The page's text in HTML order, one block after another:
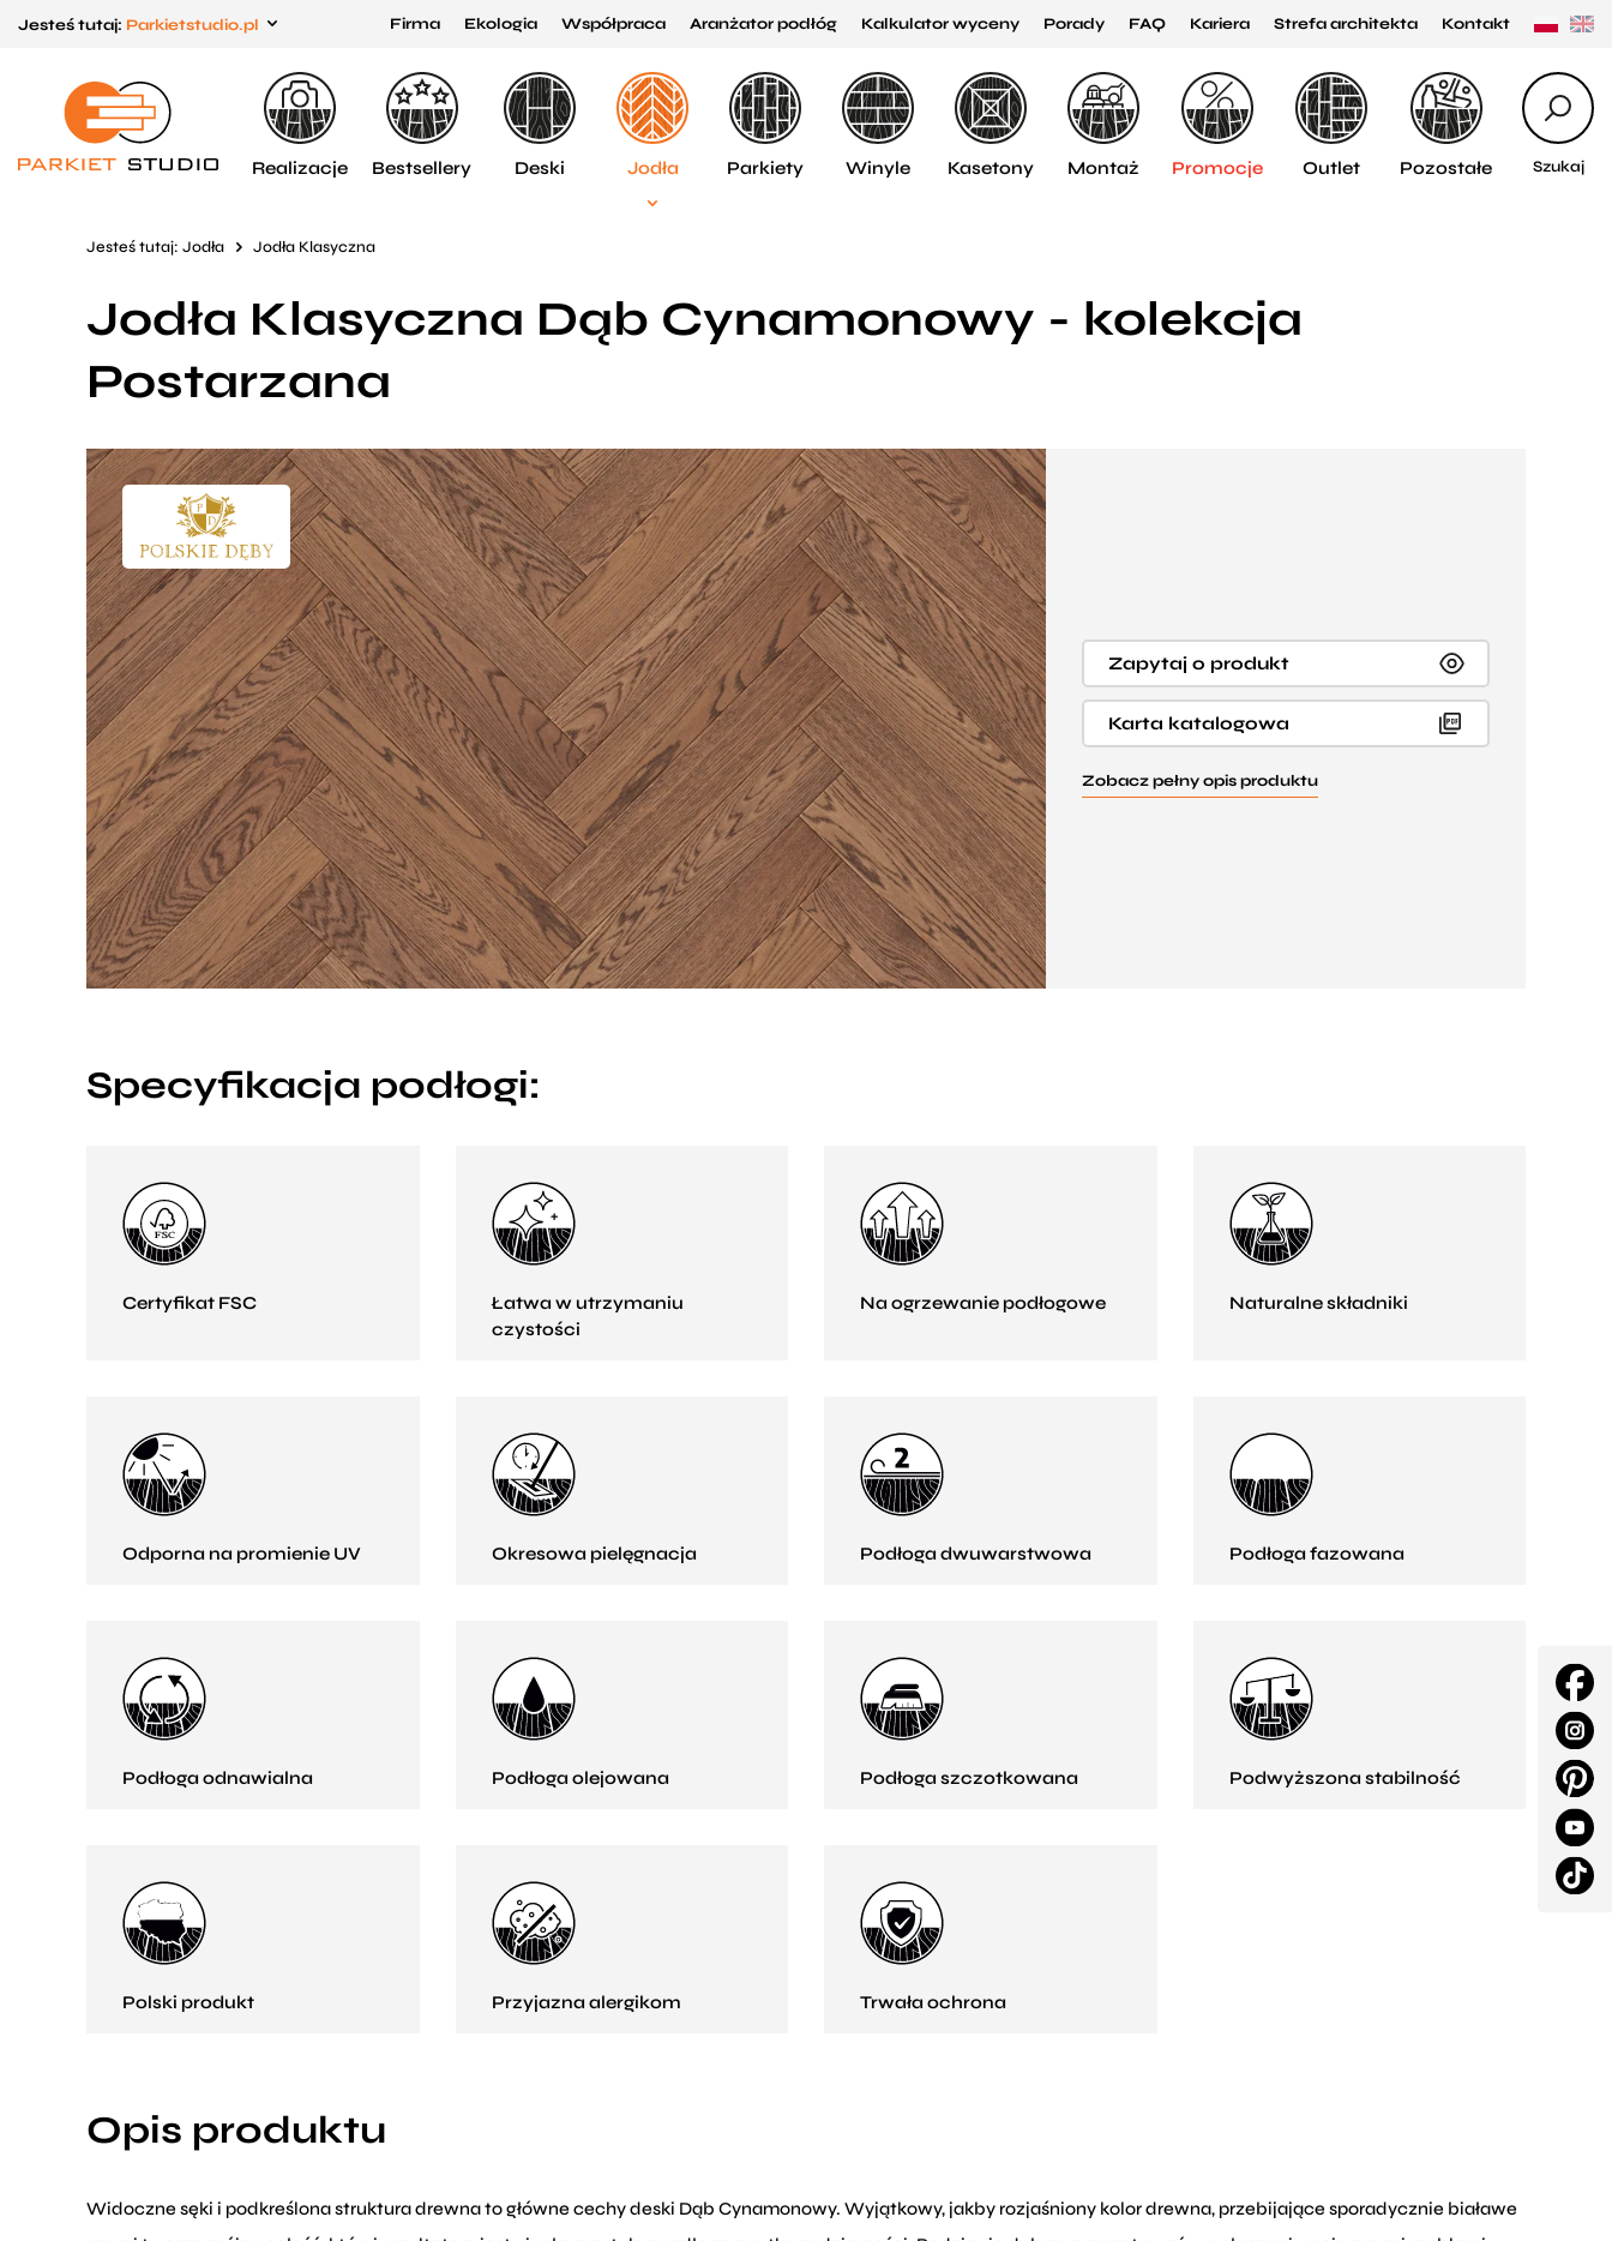
do menu
głównego
do
menu
w
Jesteś tutaj: Parkietstudio.pl Firma Ekologia Współpraca Aranżator podłóg Kalkulator wyceny Porady FAQ Kariera Strefa architekta Kontakt
Szukaj
Realizacje Bestsellery Deski Jodła Parkiety Winyle Kasetony Montaż Promocje Outlet Pozostałe
Jesteś tutaj: Jodła Jodła Klasyczna
Jodła Klasyczna Dąb Cynamonowy - kolekcja
Postarzana
Zapytaj o produkt
Karta katalogowa
Zobacz pełny opis produktu
Specyfikacja podłogi:
Certyfikat FSC
Łatwa w utrzymaniu
czystości
Na ogrzewanie podłogowe Naturalne składniki
Odporna na promienie UV Okresowa pielęgnacja Podłoga dwuwarstwowa Podłoga fazowana
Podłoga odnawialna Podłoga olejowana Podłoga szczotkowana Podwyższona stabilność
Polski produkt Przyjazna alergikom Trwała ochrona
Opis produktu
Widoczne sęki i podkreślona struktura drewna to główne cechy deski Dąb Cynamonowy. Wyjątkowy, jakby rozjaśniony kolor drewna, przebijające sporadycznie białawe